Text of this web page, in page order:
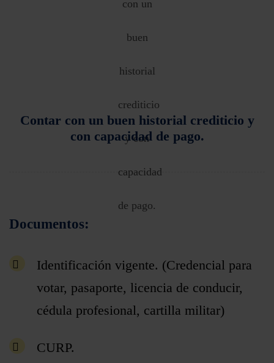
Contar con un buen historial crediticio y
con capacidad de pago.
Documentos:
Identificación vigente. (Credencial para
votar, pasaporte, licencia de conducir,
cédula profesional, cartilla militar)
CURP.